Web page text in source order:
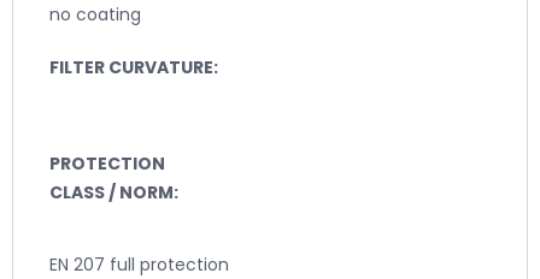
no coating
FILTER CURVATURE:
PROTECTION
CLASS / NORM:
EN 207 full protection